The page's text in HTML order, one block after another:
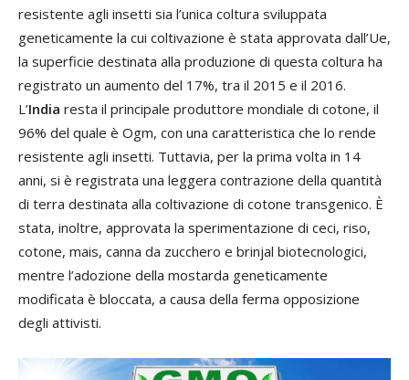
resistente agli insetti sia l’unica coltura sviluppata
geneticamente la cui coltivazione è stata approvata dall’Ue,
la superficie destinata alla produzione di questa coltura ha
registrato un aumento del 17%, tra il 2015 e il 2016.
L’India resta il principale produttore mondiale di cotone, il
96% del quale è Ogm, con una caratteristica che lo rende
resistente agli insetti. Tuttavia, per la prima volta in 14
anni, si è registrata una leggera contrazione della quantità
di terra destinata alla coltivazione di cotone transgenico. È
stata, inoltre, approvata la sperimentazione di ceci, riso,
cotone, mais, canna da zucchero e brinjal biotecnologici,
mentre l’adozione della mostarda geneticamente
modificata è bloccata, a causa della ferma opposizione
degli attivisti.